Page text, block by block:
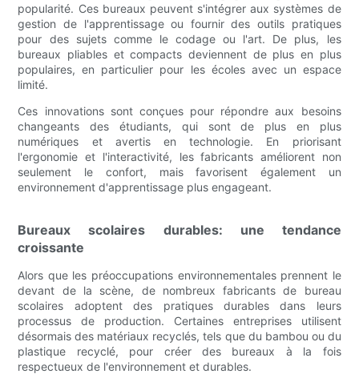
popularité. Ces bureaux peuvent s'intégrer aux systèmes de
gestion de l'apprentissage ou fournir des outils pratiques
pour des sujets comme le codage ou l'art. De plus, les
bureaux pliables et compacts deviennent de plus en plus
populaires, en particulier pour les écoles avec un espace
limité.
Ces innovations sont conçues pour répondre aux besoins
changeants des étudiants, qui sont de plus en plus
numériques et avertis en technologie. En priorisant
l'ergonomie et l'interactivité, les fabricants améliorent non
seulement le confort, mais favorisent également un
environnement d'apprentissage plus engageant.
Bureaux scolaires durables: une tendance
croissante
Alors que les préoccupations environnementales prennent le
devant de la scène, de nombreux fabricants de bureau
scolaires adoptent des pratiques durables dans leurs
processus de production. Certaines entreprises utilisent
désormais des matériaux recyclés, tels que du bambou ou du
plastique recyclé, pour créer des bureaux à la fois
respectueux de l'environnement et durables.